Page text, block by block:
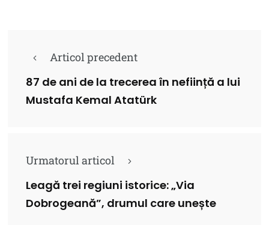
Articol precedent
87 de ani de la trecerea în neființă a lui
Mustafa Kemal Atatürk
Urmatorul articol
Leagă trei regiuni istorice: „Via
Dobrogeană”, drumul care unește